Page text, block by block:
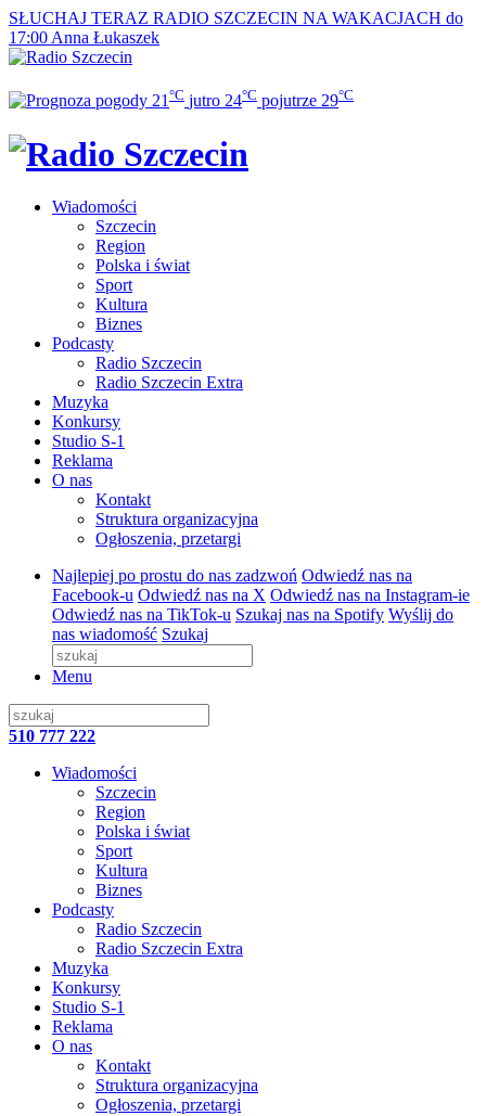
SŁUCHAJ TERAZ RADIO SZCZECIN NA WAKACJACH do
17:00 Anna Łukaszek
21 °C jutro 24°C pojutrze 29°C
Wiadomości
Szczecin
Region
Polska i świat
Sport
Kultura
Biznes
Podcasty
Radio Szczecin
Radio Szczecin Extra
Muzyka
Konkursy
Studio S-1
Reklama
O nas
Kontakt
Struktura organizacyjna
Ogłoszenia, przetargi
Najlepiej po prostu do nas zadzwoń Odwiedź nas na
Facebook-u Odwiedź nas na X Odwiedź nas na Instagram-ie
Odwiedź nas na TikTok-u Szukaj nas na Spotify Wyślij do
nas wiadomość Szukaj
Menu
510 777 222
Wiadomości
Szczecin
Region
Polska i świat
Sport
Kultura
Biznes
Podcasty
Radio Szczecin
Radio Szczecin Extra
Muzyka
Konkursy
Studio S-1
Reklama
O nas
Kontakt
Struktura organizacyjna
Ogłoszenia, przetargi